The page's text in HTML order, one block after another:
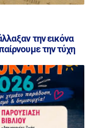
την εικόνα
την τύχη